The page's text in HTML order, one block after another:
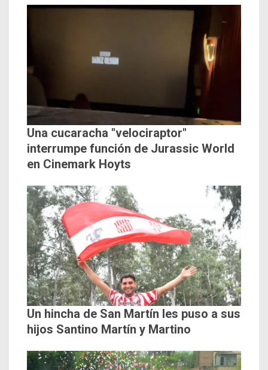
Una cucaracha "velociraptor"
interrumpe función de Jurassic World
en Cinemark Hoyts
Un hincha de San Martín les puso a sus
hijos Santino Martín y Martino